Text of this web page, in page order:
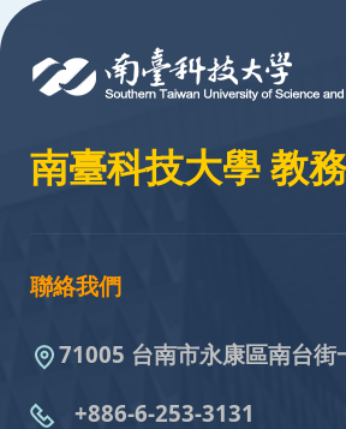
南臺科技大學 教
聯絡我們
71005 台南市永康區南台街
+886-6-253-3131